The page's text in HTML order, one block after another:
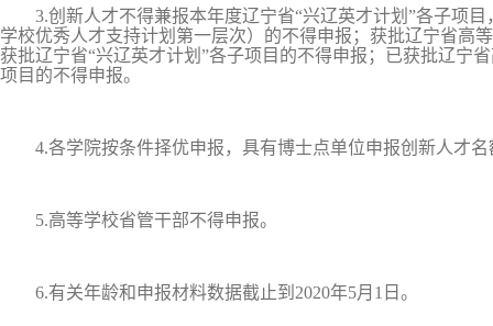
3.创新人才不得兼报本年度辽宁省“兴辽英才计划”各子项目
学校优秀人才支持计划第一层次）的不得申报；获批辽宁省高
获批辽宁省“兴辽英才计划”各子项目的不得申报；已获批辽宁
项目的不得申报。
4.各学院按条件择优申报，具有博士点单位申报创新人才名
5.高等学校省管干部不得申报。
6.有关年龄和申报材料数据截止到2020年5月1日。